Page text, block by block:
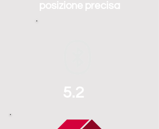
posizione precisa
5.2